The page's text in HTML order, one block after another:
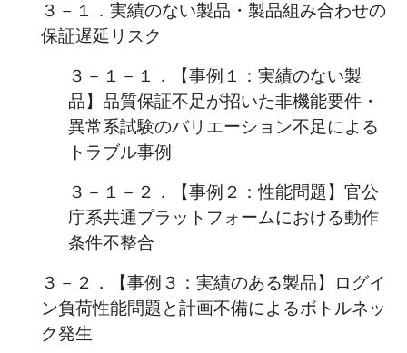
３－１．実績のない製品・製品組み合わせの
保証遅延リスク
３－１－１．【事例１：実績のない製
品】品質保証不足が招いた非機能要件・
異常系試験のバリエーション不足による
トラブル事例
３－１－２．【事例２：性能問題】官公
庁系共通プラットフォームにおける動作
条件不整合
３－２．【事例３：実績のある製品】ログイ
ン負荷性能問題と計画不備によるボトルネッ
ク発生